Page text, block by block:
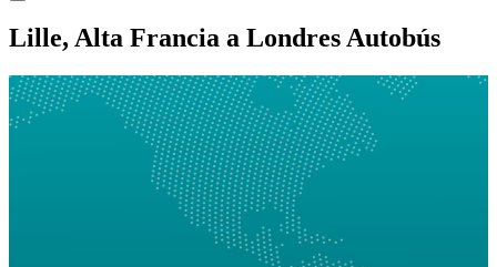
Lille, Alta Francia a Londres Autobús